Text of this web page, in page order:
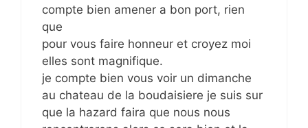
compte bien amener a bon port, rien
que
pour vous faire honneur et croyez moi
elles sont magnifique.
je compte bien vous voir un dimanche
au chateau de la boudaisiere je suis sur
que la hazard faira que nous nous